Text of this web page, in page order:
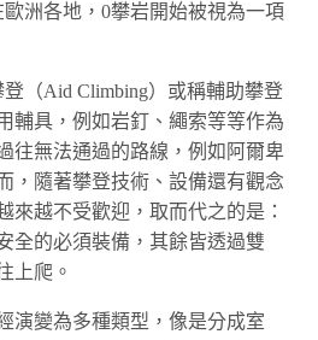
洲各地，0攀岩開始被視為一項
（Aid Climbing）或稱輔助攀登
輔具，例如岩釘、繩索等等作為
往無法通過的路線，例如阿爾卑
，隨著攀登技術、設備還有觀念
來越不受歡迎，取而代之的是：
全的必須裝備，其餘皆透過雙
上爬。
演變為多種類型，像是分成室